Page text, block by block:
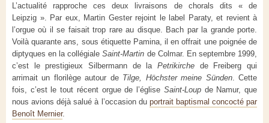
L’actualité rapproche ces deux livraisons de chorals dits « de
Leipzig ». Par eux, Martin Gester rejoint le label Paraty, et revient à
l’orgue où il se faisait trop rare au disque. Bach par la grande porte.
Voilà quarante ans, sous étiquette Pamina, il en offrait une poignée de
diptyques en la collégialeSaint-Martin de Colmar. En septembre 1999,
c’est le prestigieux Silbermann de la Petrikirche de Freiberg qui
arrimait un florilège autour de Tilge, Höchster meine Sünden. Cette
fois, c’est le tout récent orgue de l’église Saint-Loupde Namur, que
nous avions déjà salué à l’occasion du portrait baptismal concocté par
Benoît Mernier.